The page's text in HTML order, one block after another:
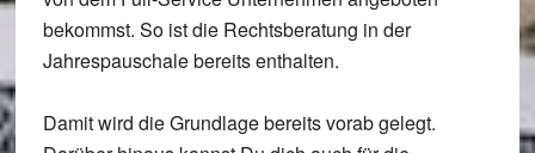
bekommst. So ist die Rechtsberatung in der
Jahrespauschale bereits enthalten.
Damit wird die Grundlage bereits vorab gelegt.